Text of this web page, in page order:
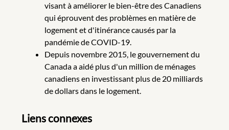
visant à améliorer le bien-être des Canadiens
qui éprouvent des problèmes en matière de
logement et d'itinérance causés par la
pandémie de COVID-19.
Depuis novembre 2015, le gouvernement du
Canada a aidé plus d'un million de ménages
canadiens en investissant plus de 20 milliards
de dollars dans le logement.
Liens connexes